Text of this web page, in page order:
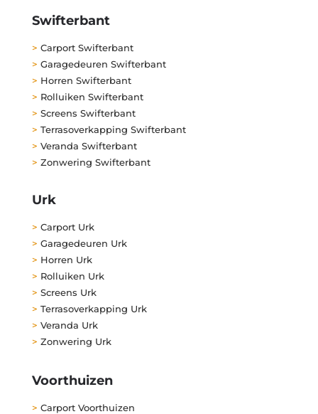
Swifterbant
> Carport Swifterbant
> Garagedeuren Swifterbant
> Horren Swifterbant
> Rolluiken Swifterbant
> Screens Swifterbant
> Terrasoverkapping Swifterbant
> Veranda Swifterbant
> Zonwering Swifterbant
Urk
> Carport Urk
> Garagedeuren Urk
> Horren Urk
> Rolluiken Urk
> Screens Urk
> Terrasoverkapping Urk
> Veranda Urk
> Zonwering Urk
Voorthuizen
> Carport Voorthuizen